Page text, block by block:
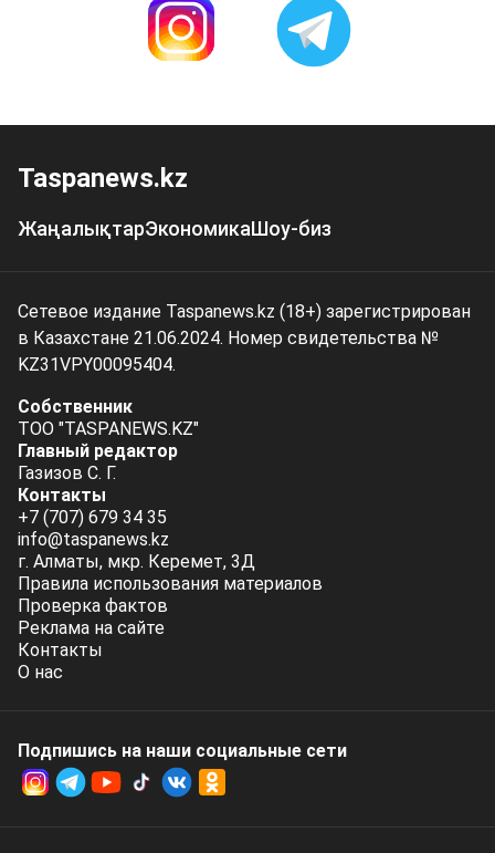
Taspanews.kz
ЖаңалықтарЭкономикаШоу-биз
Сетевое издание Taspanews.kz (18+) зарегистрирован
в Казахстане 21.06.2024. Номер свидетельства №
KZ31VPY00095404.
Собственник
ТОО "TASPANEWS.KZ"
Главный редактор
Газизов С. Г.
Контакты
+7 (707) 679 34 35
info@taspanews.kz
г. Алматы, мкр. Керемет, 3Д
Правила использования материалов
Проверка фактов
Реклама на сайте
Контакты
О нас
Подпишись на наши социальные cети